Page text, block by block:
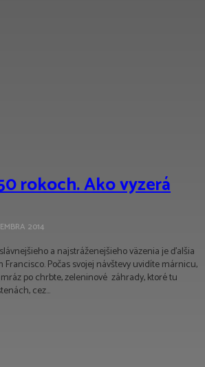
rokoch. Ako vyzerá
2014
a najstráženejšieho väzenia je ďalšia
Francisco. Počas svojej návštevy uvidíte márnicu,
po chrbte, zeleninové záhrady, ktoré tu
cez...